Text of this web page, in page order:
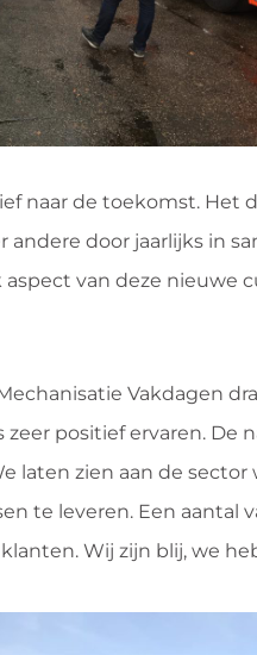
naar de toekomst. Het
andere door jaarlijks in
van deze nieuwe
Vakdagen
positief ervaren.
laten zien aan de
te leveren. Een aantal
Wij zijn blij, we